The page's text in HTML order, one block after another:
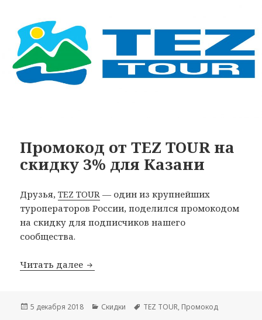
Промокод от TEZ TOUR на
скидку 3% для Казани
Друзья,TEZ TOUR — один из крупнейших
туроператоров России, поделился промокодом
на скидку для подписчиков нашего
сообщества.
Читать далее Промокод от TEZ TOUR на скидку 3%
Опубликовано
5 декабря 2018 Рубрики
Скидки Метки
TEZ TOUR, Промокод